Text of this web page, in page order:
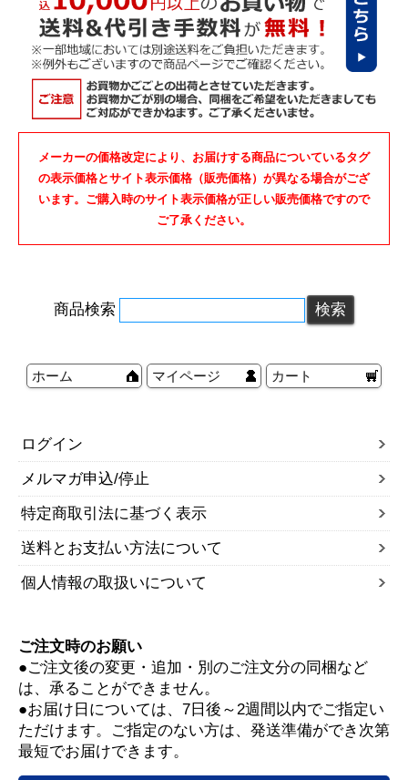
メーカーの価格改定により、お届けする商品についているタグ
の表示価格とサイト表示価格（販売価格）が異なる場合がござ
います。ご購入時のサイト表示価格が正しい販売価格ですので
ご了承ください。
商品検索
ホーム マイページ カート
ログイン
メルマガ申込/停止
特定商取引法に基づく表示
送料とお支払い方法について
個人情報の取扱いについて
ご注文時のお願い
●ご注文後の変更・追加・別のご注文分の同梱など
は、承ることができません。
●お届け日については、7日後～2週間以内でご指定い
ただけます。ご指定のない方は、発送準備ができ次第
最短でお届けできます。